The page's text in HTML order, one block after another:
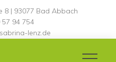
8 | 93077 Bad Abbach
57 94 754
lenz.de